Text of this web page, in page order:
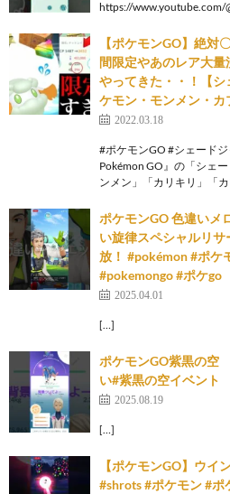
https://www.youtube.com/
【ポケモンGO】絶対
間限定やあのレア大
やってきた・・！【
ケモン・モンメン・カ
2022.03.18
#ポケモンGO #シェード
Pokémon GO』の「シェ
ンメン」「カリキリ」「
ポケモンGO 色違いメ
い旋律スペシャルリ
放！ #pokémon #ポケ
#pokemongo #ポケgo
2025.04.01
[…]
ポケモンGO紫黒の空
い#紫黒の空イベント
2025.08.19
[…]
【ポケモンGO】ウイ
#shrots #ポケモン #ポ